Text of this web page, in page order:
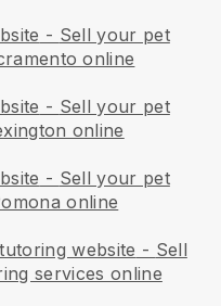
- Sell your pet
online
- Sell your pet
online
- Sell your pet
online
website - Sell
services online